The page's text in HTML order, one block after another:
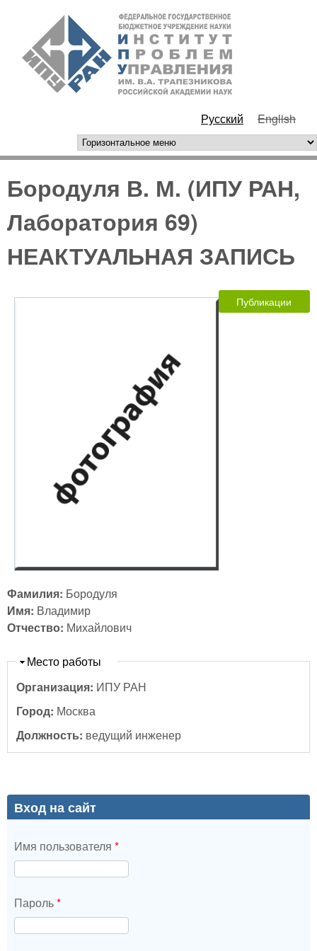
Перейти к основному
содержанию
РАН
Русский English
горизонтальное меню
Бородуля В. М. (ИПУ РАН,
Лаборатория 69)
НЕАКТУАЛЬНАЯ ЗАПИСЬ
Публикации
Фамилия: Бородуля
Имя: Владимир
Отчество: Михайлович
Скрыть
Место работы
Организация: ИПУ РАН
Город: Москва
Должность: ведущий инженер
Вход на сайт
Имя пользователя *
Пароль*